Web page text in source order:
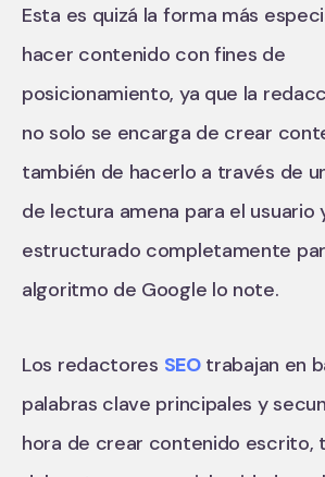
Esta es quizá la forma más
hacer contenido con fines de
posicionamiento, ya que la
no solo se encarga de crear
también de hacerlo a través de
de lectura amena para el usuario
estructurado completamente
algoritmo de Google lo note.
Los redactores SEOtrabajan en
palabras clave principales y
hora de crear contenido escrito,